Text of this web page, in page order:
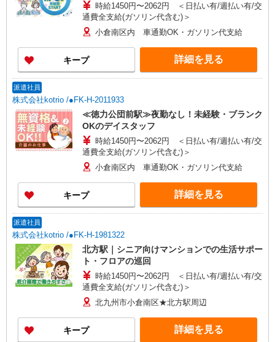
時給1450円〜2062円 ＜日払い有/週払い有/交
通費全支給(ガソリン代含む)＞
小倉南区内 車通勤OK・ガソリン代支給
キープ 詳細を見る
派遣社員
株式会社kotrio /●FK-H-2011933
≪徳力公団前駅≫夜勤なし！未経験・ブランク
OKのデイスタッフ
時給1450円〜2062円 ＜日払い有/週払い有/交
通費全支給(ガソリン代含む)＞
小倉南区内 車通勤OK・ガソリン代支給
キープ 詳細を見る
派遣社員
株式会社kotrio /●FK-H-1981322
北方駅｜シニア向けマンションでの生活サポー
ト・フロアの巡回
時給1450円〜2062円 ＜日払い有/週払い有/交
通費全支給(ガソリン代含む)＞
北九州市小倉南区★北方駅周辺
キープ 詳細を見る